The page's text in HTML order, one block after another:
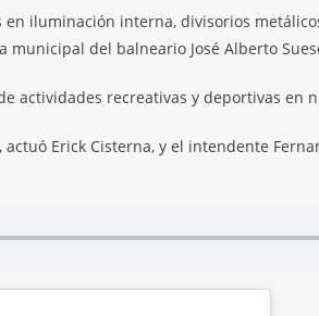
iluminación interna, divisorios
del balneario José Alberto
actividades recreativas y deportivas en
Erick Cisterna, y el intendente